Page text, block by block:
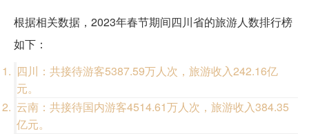
根据相关数据，2023年春节期间四川省的旅游人数排行榜
如下：
四川：共接待游客5387.59万人次，旅游收入242.16亿
元。
云南：共接待国内游客4514.61万人次，旅游收入384.35
亿元。